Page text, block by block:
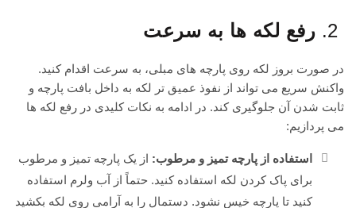
رفع لکه ها به سرعت
در صورت بروز لکه روی پارچه های مبلی، به سرعت اقدام کنید.
واکنش سریع می تواند از نفوذ عمیق تر لکه به داخل بافت پارچه و
ثابت شدن آن جلوگیری کند. در ادامه به نکات کلیدی در رفع لکه ها
می پردازیم:
استفاده از پارچه تمیز و مرطوب: از یک پارچه تمیز و مرطوب
برای پاک کردن لکه استفاده کنید. حتماً از آب ولرم استفاده
کنید تا پارچه خیس نشود. دستمال را به آرامی روی لکه بکشید